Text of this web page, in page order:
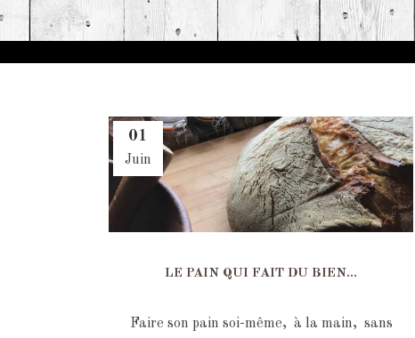
01
Juin
LE PAIN QUI FAIT DU BIEN…
Faire son pain soi-même, à la main, sans